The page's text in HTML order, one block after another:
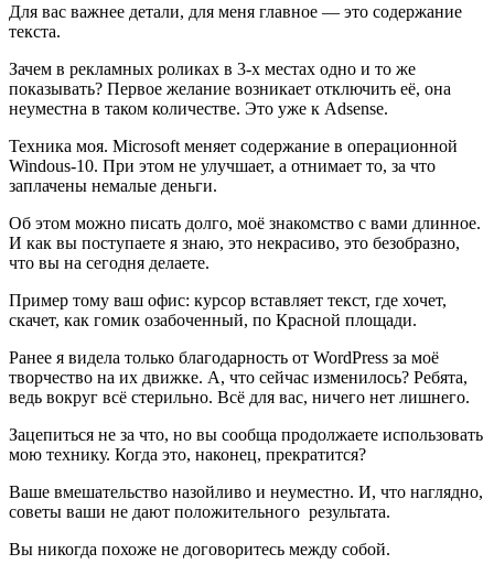
Для вас важнее детали, для меня главное — это содержание
текста.
Зачем в рекламных роликах в 3-х местах одно и то же
показывать? Первое желание возникает отключить её, она
неуместна в таком количестве. Это уже к Adsense.
Техника моя. Microsoft меняет содержание в операционной
Windous-10. При этом не улучшает, а отнимает то, за что
заплачены немалые деньги.
Об этом можно писать долго, моё знакомство с вами длинное.
И как вы поступаете я знаю, это некрасиво, это безобразно,
что вы на сегодня делаете.
Пример тому ваш офис: курсор вставляет текст, где хочет,
скачет, как гомик озабоченный, по Красной площади.
Ранее я видела только благодарность от WordPress за моё
творчество на их движке. А, что сейчас изменилось? Ребята,
ведь вокруг всё стерильно. Всё для вас, ничего нет лишнего.
Зацепиться не за что, но вы сообща продолжаете использовать
мою технику. Когда это, наконец, прекратится?
Ваше вмешательство назойливо и неуместно. И, что наглядно,
советы ваши не дают положительного результата.
Вы никогда похоже не договоритесь между собой.